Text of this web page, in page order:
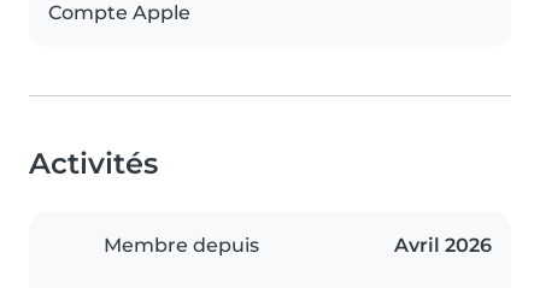
Compte Apple
Activités
Membre depuis Avril 2026